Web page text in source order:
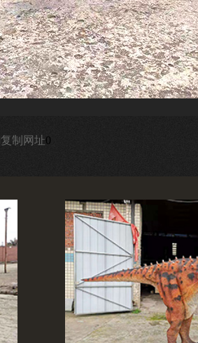
复制网址0